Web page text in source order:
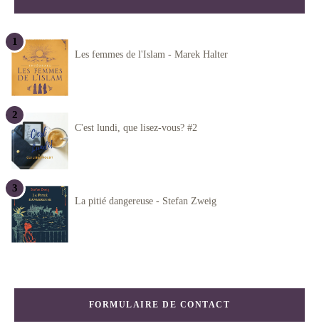
Les femmes de l'Islam - Marek Halter
C'est lundi, que lisez-vous? #2
La pitié dangereuse - Stefan Zweig
FORMULAIRE DE CONTACT